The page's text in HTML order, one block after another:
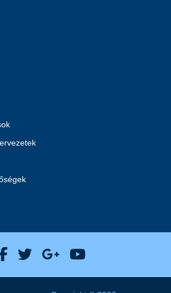
Hévíz Város Facebook
Hévíz Város X
Hévíz Város
Hévíz Város